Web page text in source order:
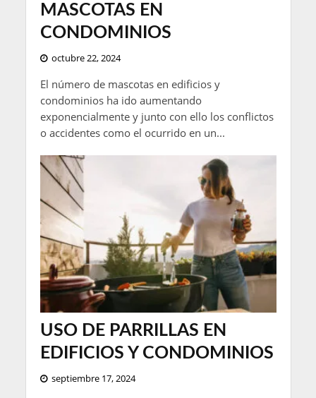
MASCOTAS EN
CONDOMINIOS
octubre 22, 2024
El número de mascotas en edificios y
condominios ha ido aumentando
exponencialmente y junto con ello los conflictos
o accidentes como el ocurrido en un...
USO DE PARRILLAS EN
EDIFICIOS Y CONDOMINIOS
septiembre 17, 2024